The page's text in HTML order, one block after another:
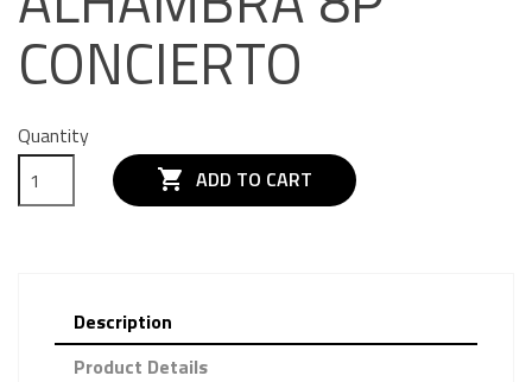
CONCIERTO
Quantity
 ADD TO CART
Description
Product Details